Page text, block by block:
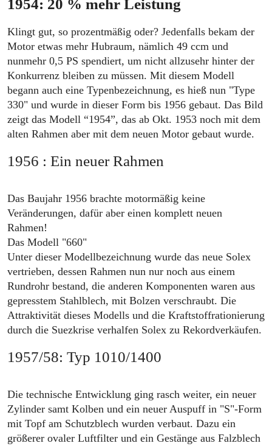
1954: 20 % mehr Leistung
Klingt gut, so prozentmäßig oder? Jedenfalls bekam der
Motor etwas mehr Hubraum, nämlich 49 ccm und
nunmehr 0,5 PS spendiert, um nicht allzusehr hinter der
Konkurrenz bleiben zu müssen. Mit diesem Modell
begann auch eine Typenbezeichnung, es hieß nun "Type
330" und wurde in dieser Form bis 1956 gebaut. Das Bild
zeigt das Modell “1954”, das ab Okt. 1953 noch mit dem
alten Rahmen aber mit dem neuen Motor gebaut wurde.
1956 : Ein neuer Rahmen
Das Baujahr 1956 brachte motormäßig keine
Veränderungen, dafür aber einen komplett neuen
Rahmen!
Das Modell "660"
Unter dieser Modellbezeichnung wurde das neue Solex
vertrieben, dessen Rahmen nun nur noch aus einem
Rundrohr bestand, die anderen Komponenten waren aus
gepresstem Stahlblech, mit Bolzen verschraubt. Die
Attraktivität dieses Modells und die Kraftstoffrationierung
durch die Suezkrise verhalfen Solex zu Rekordverkäufen.
1957/58: Typ 1010/1400
Die technische Entwicklung ging rasch weiter, ein neuer
Zylinder samt Kolben und ein neuer Auspuff in "S"-Form
mit Topf am Schutzblech wurden verbaut. Dazu ein
größerer ovaler Luftfilter und ein Gestänge aus Falzblech